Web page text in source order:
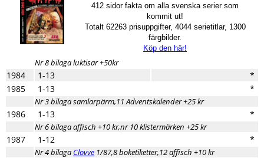
412 sidor fakta om alla svenska serier som
kommit ut!
Totalt 62263 prisuppgifter, 4044 serietitlar, 1300
färgbilder.
Köp den här!
Nr 8 bilaga luktisar +50kr
1984 1-13
*
1985
1-13 *
Nr 3 bilaga samlarpärm,11 Adventskalender +25 kr
1986 1-13 *
Nr 6 bilaga affisch +10 kr,nr 10 klistermärken +25 kr
1987 1-12 *
Nr 4 bilaga Clovve 1/87,8 boketiketter,12 affisch +10 kr